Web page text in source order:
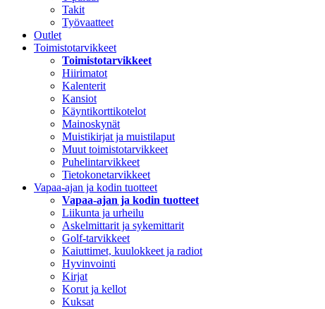
Takit
Työvaatteet
Outlet
Toimistotarvikkeet
Toimistotarvikkeet
Hiirimatot
Kalenterit
Kansiot
Käyntikorttikotelot
Mainoskynät
Muistikirjat ja muistilaput
Muut toimistotarvikkeet
Puhelintarvikkeet
Tietokonetarvikkeet
Vapaa-ajan ja kodin tuotteet
Vapaa-ajan ja kodin tuotteet
Liikunta ja urheilu
Askelmittarit ja sykemittarit
Golf-tarvikkeet
Kaiuttimet, kuulokkeet ja radiot
Hyvinvointi
Kirjat
Korut ja kellot
Kuksat